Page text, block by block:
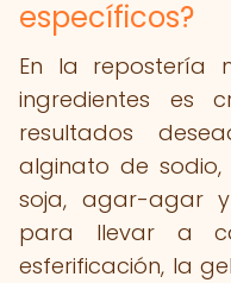
específicos?
En la repostería
ingredientes es
resultados
alginato de
soja, agar-agar
para llevar a
esferificación, la